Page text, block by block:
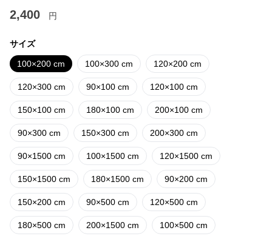
2,400 円
サイズ
100×200 cm 100×300 cm 120×200 cm
120×300 cm 90×100 cm 120×100 cm
150×100 cm 180×100 cm 200×100 cm
90×300 cm 150×300 cm 200×300 cm
90×1500 cm 100×1500 cm 120×1500 cm
150×1500 cm 180×1500 cm 90×200 cm
150×200 cm 90×500 cm 120×500 cm
180×500 cm 200×1500 cm 100×500 cm